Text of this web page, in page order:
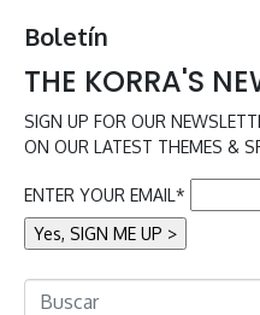
Boletín
THE KORRA'S
SIGN UP FOR OUR
ON OUR LATEST THEMES &
ENTER YOUR EMAIL*